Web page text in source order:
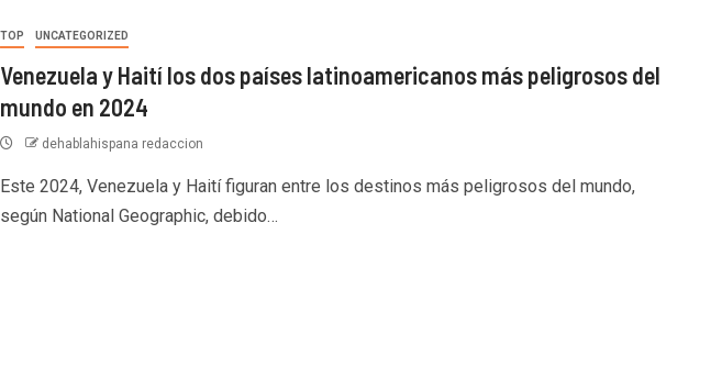
TOP UNCATEGORIZED
Venezuela y Haití los dos países latinoamericanos más peligrosos del
mundo en 2024
dehablahispana redaccion
Este 2024, Venezuela y Haití figuran entre los destinos más peligrosos del mundo,
según National Geographic, debido…